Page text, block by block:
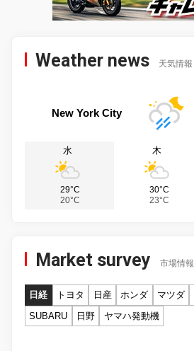
Weather news 天気情報
New York City
水
29°C
20°C
木
30°C
23°C
Market survey 市場情報
日経 トヨタ 日産 ホンダ マツダ
SUBARU
日野 ヤマハ発動機